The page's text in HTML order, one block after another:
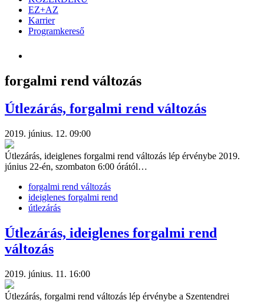
EZ+AZ
Karrier
Programkereső
forgalmi rend változás
Útlezárás, forgalmi rend változás
2019. június. 12. 09:00
Útlezárás, ideiglenes forgalmi rend változás lép érvénybe 2019.
június 22-én, szombaton 6:00 órától…
forgalmi rend változás
ideiglenes forgalmi rend
útlezárás
Útlezárás, ideiglenes forgalmi rend
változás
2019. június. 11. 16:00
Útlezárás, forgalmi rend változás lép érvénybe a Szentendrei